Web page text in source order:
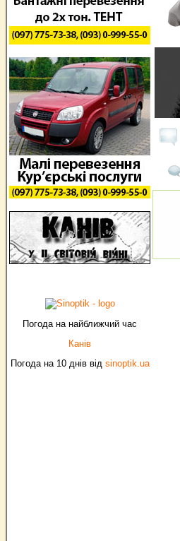
Погода на найближчий час
Канів
Погода на 10 днів від sinoptik.ua